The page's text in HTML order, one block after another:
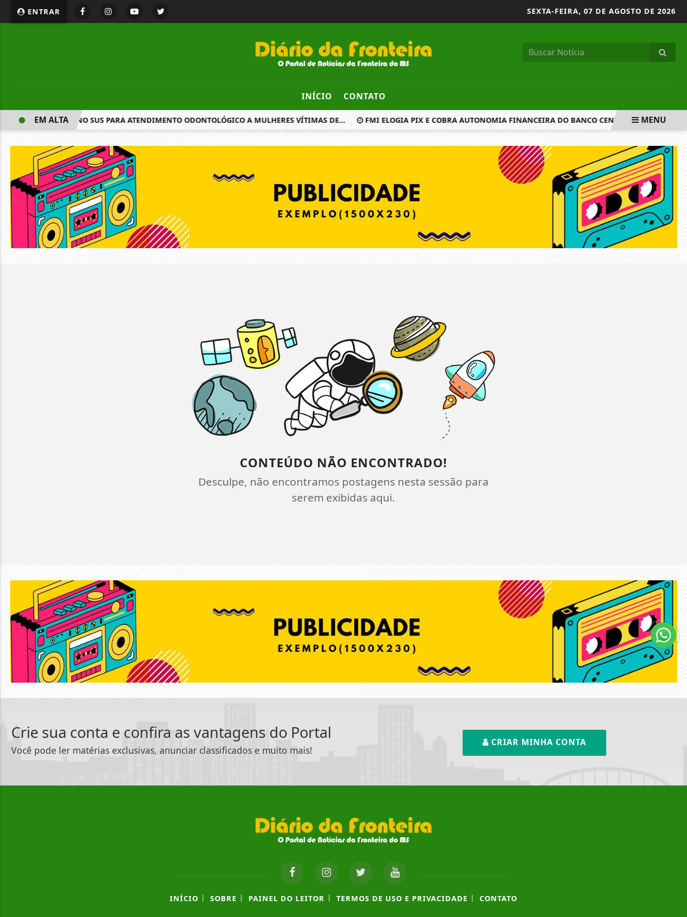
ENTRAR SEXTA-FEIRA, 07 DE AGOSTO DE 2026
INÍCIO CONTATO
PRIORIDADE NO SUS PARA ATENDIMENTO ODONTOLÓGICO A MULHERES VÍTIMAS DE... FMI ELOGIA PIX E COBRA AUTONOMIA FINANCEIRA DO BANCO CENTRAL
EM ALTA MENU
CONTEÚDO NÃO ENCONTRADO!
Desculpe, não encontramos postagens nesta sessão para
serem exibidas aqui.
Crie sua conta e confira as vantagens do Portal
Você pode ler matérias exclusivas, anunciar classificados e muito mais!
CRIAR MINHA CONTA
INÍCIO | SOBRE | PAINEL DO LEITOR | TERMOS DE USO E PRIVACIDADE | CONTATO